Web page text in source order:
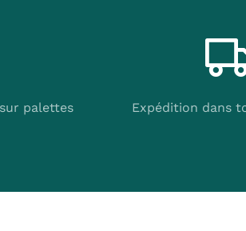
palettes Expédition dans